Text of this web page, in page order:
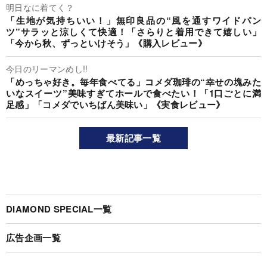
明日なに着てく？
「生地が気持ちいい！」無印良品の“風を通すワイドパン
ツ”サラッと涼しくて快適！「さらりと着用できて嬉しい」
「今から秋、ずっといけそう」《購入レビュー》
今日のリーマンめし!!
「めっちゃ好き。毎年食べてる」コメダ珈琲の“幸せの塊みた
いなスイーツ”美味すぎてホールで食べたい！「1口ごとに満
足感」「コメダでいちばん美味い」《実食レビュー》
最新記事一覧
DIAMOND SPECIAL一覧
広告企画一覧